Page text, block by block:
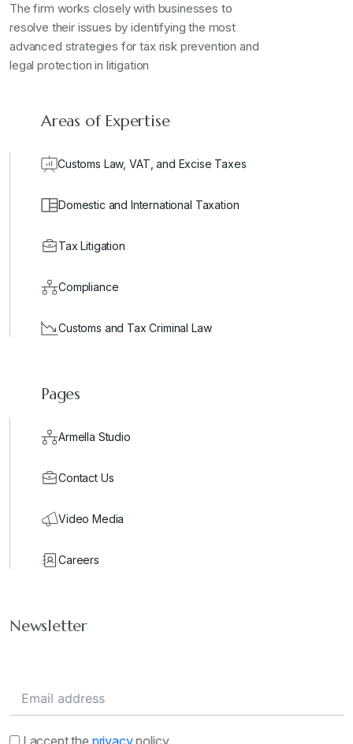
The firm works closely with businesses to
resolve their issues by identifying the most
advanced strategies for tax risk prevention and
legal protection in litigation
Areas of Expertise
Customs Law, VAT, and Excise Taxes
Domestic and International Taxation
Tax Litigation
Compliance
Customs and Tax Criminal Law
Pages
Armella Studio
Contact Us
Video Media
Careers
Newsletter